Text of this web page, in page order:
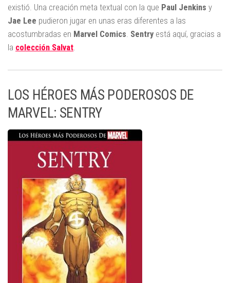
existió. Una creación meta textual con la que Paul Jenkins y
Jae Lee pudieron jugar en unas eras diferentes a las
acostumbradas en Marvel Comics. Sentry está aquí, gracias a
la colección Salvat.
LOS HÉROES MÁS PODEROSOS DE
MARVEL: SENTRY